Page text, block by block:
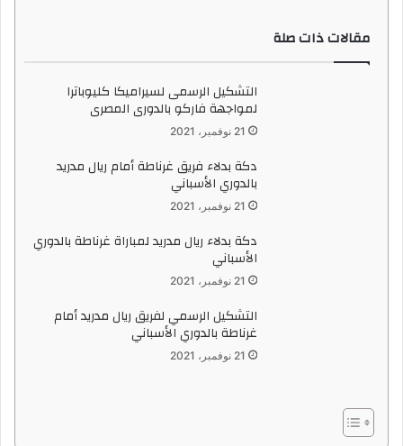
ت
مقالات ذات صلة
التشكيل الرسمى لسيراميكا كليوباترا
لمواجهة فاركو بالدورى المصرى
21 نوفمبر، 2021
دكة بدلاء فريق غرناطة أمام ريال مدريد
بالدوري الأسباني
21 نوفمبر، 2021
دكة بدلاء ريال مدريد لمباراة غرناطة بالدوري
الأسباني
21 نوفمبر، 2021
التشكيل الرسمي لفريق ريال مدريد أمام
غرناطة بالدوري الأسباني
21 نوفمبر، 2021